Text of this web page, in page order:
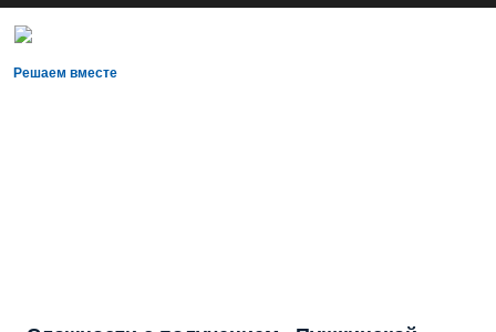
Решаем вместе